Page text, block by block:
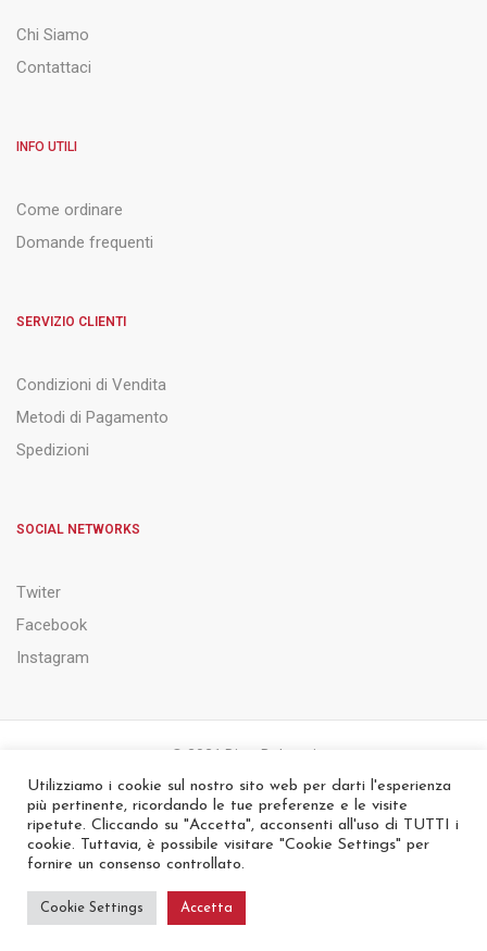
Chi Siamo
Contattaci
INFO UTILI
Come ordinare
Domande frequenti
SERVIZIO CLIENTI
Condizioni di Vendita
Metodi di Pagamento
Spedizioni
SOCIAL NETWORKS
Twiter
Facebook
Instagram
© 2021 Ditta Belsanti
PRIVACY & COOKIE POLICY NOTE LEGALI
Utilizziamo i cookie sul nostro sito web per darti l'esperienza
più pertinente, ricordando le tue preferenze e le visite
ripetute. Cliccando su "Accetta", acconsenti all'uso di TUTTI i
cookie. Tuttavia, è possibile visitare "Cookie Settings" per
fornire un consenso controllato.
Cookie Settings Accetta